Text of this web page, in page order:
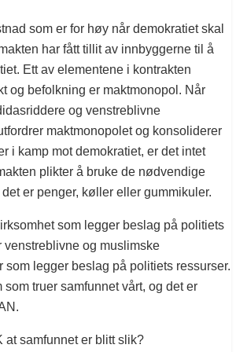
som er for høy når demokratiet skal
har fått tillit av innbyggerne til å
Ett av elementene i kontrakten
og befolkning er maktmonopol. Når
og venstreblivne
maktmonopolet og konsoliderer
i kamp mot demokratiet, er det intet
plikter å bruke de nødvendige
er penger, køller eller gummikuler.
som legger beslag på politiets
venstreblivne og muslimske
som legger beslag på politiets ressurser.
som truer samfunnet vårt, og det er
at samfunnet er blitt slik?